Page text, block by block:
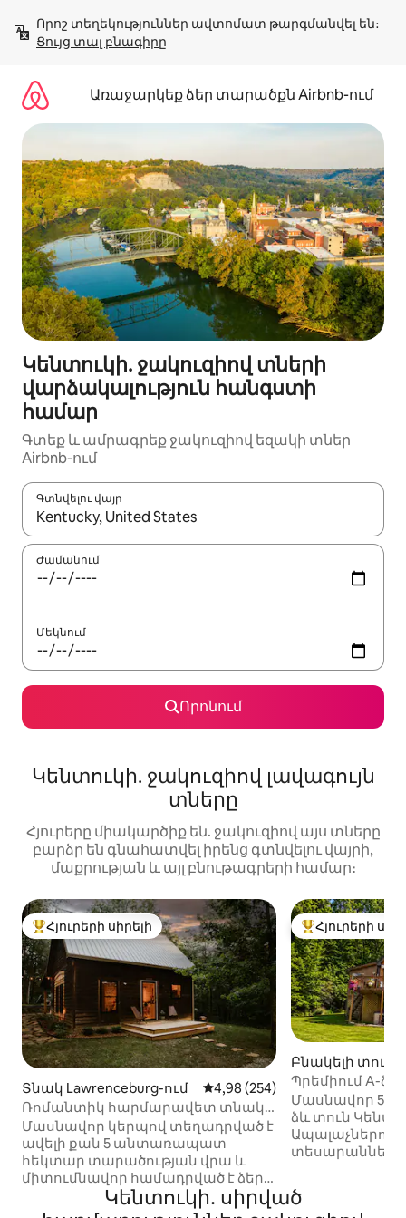
բովանդակությանը
Ցույց տալ բնագիրը
Առաջարկեք ձեր տարածքն Airbnb-ում
Կենտուկի. ջակուզիով տների
վարձակալություն հանգստի
համար
Գտեք և ամրագրեք ջակուզիով եզակի տներ
Airbnb-ում
Գտնվելու վայր
Երբ արդյունքները հասանելի լինեն, սլաքների
Ժամանում
Մեկնում
Որոնում
Կենտուկի. ջակուզիով լավագույն
տները
Հյուրերը միակարծիք են. ջակուզիով այս տները
բարձր են գնահատվել իրենց գտնվելու վայրի,
մաքրության և այլ բնութագրերի համար։
Հյուրերի սիրելի լավագույն տները
Հյուրերի սիրելի
Տնակ Lawrenceburg-ում Միջին վարկանիշը՝ 5-ից
4,98 (254)
Ռոմանտիկ հարմարավետ տնակ
հանգստի համար՝
խարույկատեղով և ջակուզիով
Մասնավոր կերպով տեղադրված է
ավելի քան 5 անտառապատ
հեկտար տարածության վրա և
միտումնավոր համադրված է ձեր
այցի համար ։ Ձեռք բերեք
հանգիստ, ընկղմվեք բնության
Հյուրերի
Հյուրերի
Բնակելի տուն
Պրեմիում A-ձև
Սաունա •
Մասնավոր 58
ձև տուն
սաունայով,
խաղերով և
Կենտուկի․ սիրված